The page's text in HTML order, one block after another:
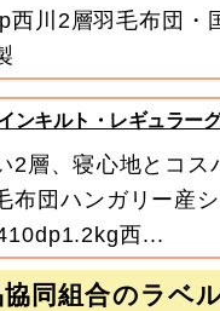
西川2層羽毛布団・
ンキルト・レギュラー
2層、寝心地とコス
布団ハンガリー産
西...
協同組合のラベ